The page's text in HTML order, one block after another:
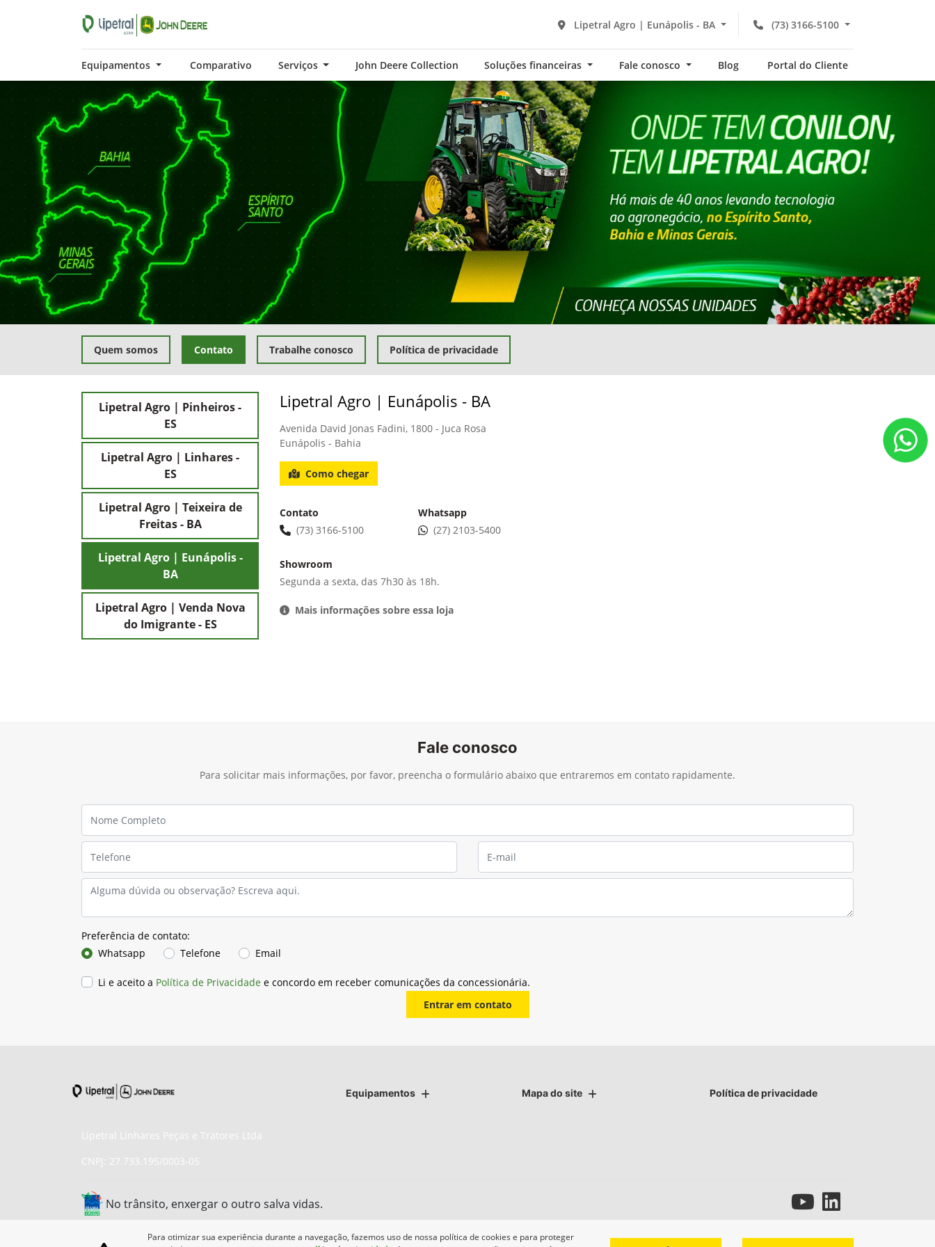
(73) 3166-5100
Lipetral Agro | Eunápolis - BA
Equipamentos Comparativo Serviços John Deere Collection Soluções financeiras Fale conosco Blog Portal do Cliente
Quem somos Contato Trabalhe conosco Política de privacidade
Lipetral Agro | Pinheiros -
ES
Lipetral Agro | Linhares -
ES
Lipetral Agro | Teixeira de
Freitas - BA
Lipetral Agro | Eunápolis -
BA
Lipetral Agro | Venda Nova
do Imigrante - ES
Lipetral Agro | Eunápolis - BA
Avenida David Jonas Fadini, 1800 - Juca Rosa
Eunápolis - Bahia
Como chegar
Contato
(73) 3166-5100
Whatsapp
(27) 2103-5400
Showroom
Segunda a sexta, das 7h30 às 18h.
Mais informações sobre essa loja
Fale conosco
Para solicitar mais informações, por favor, preencha o formulário abaixo que entraremos em contato rapidamente.
Preferência de contato:
Whatsapp
Telefone Email
Li e aceito a Política de Privacidade e concordo em receber comunicações da concessionária.
Entrar em contato
Equipamentos Mapa do site Política de privacidade
Lipetral Linhares Peças e Tratores Ltda
CNPJ: 27.733.195/0003-05
No trânsito, enxergar o outro salva vidas.
Para otimizar sua experiência durante a navegação, fazemos uso de nossa política de cookies e para proteger